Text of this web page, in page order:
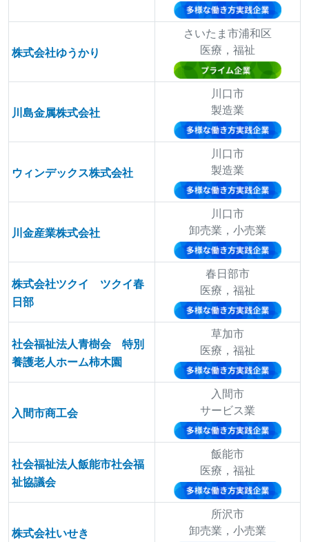
株式会社ゆうかり
さいたま市浦和区
医療，福祉
川島金属株式会社
川口市
製造業
ウィンデックス株式会社
川口市
製造業
川金産業株式会社
川口市
卸売業，小売業
株式会社ツクイ ツクイ春
日部
春日部市
医療，福祉
社会福祉法人青樹会 特別
養護老人ホーム柿木園
草加市
医療，福祉
入間市商工会
入間市
サービス業
社会福祉法人飯能市社会福
祉協議会
飯能市
医療，福祉
株式会社いせき
所沢市
卸売業，小売業